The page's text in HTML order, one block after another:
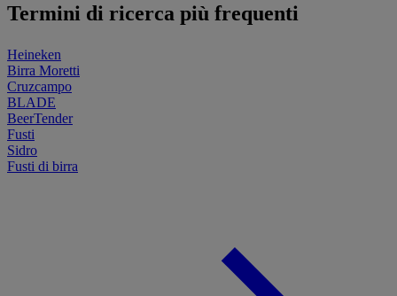
Termini di ricerca più frequenti
Heineken
Birra Moretti
Cruzcampo
BLADE
BeerTender
Fusti
Sidro
Fusti di birra